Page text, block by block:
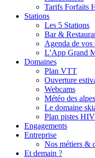
Tarifs Forfaits
Stations
Les 5 Stations
Bar &
Agenda de vos
L’App Grand
Domaines
Plan VTT
Ouverture
Webcams
Météo des alpes
Le domaine
Plan pistes
Engagements
Entreprise
Nos métiers &
Et demain ?